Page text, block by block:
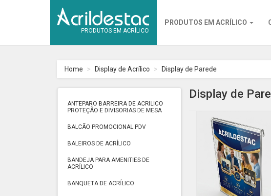
PRODUTOS EM ACRÍLICO
PRODUTOS EM ACRÍLICO
Home Display de Acrílico Display de Parede
ANTEPARO BARREIRA DE ACRILICO
PROTEÇÃO E DIVISORIAS DE MESA
BALCÃO PROMOCIONAL PDV
BALEIROS DE ACRÍLICO
BANDEJA PARA AMENITIES DE
ACRÍLICO
BANQUETA DE ACRÍLICO
Display de